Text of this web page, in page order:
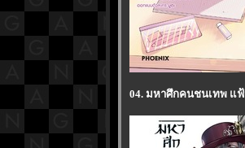
04. มหาศึกคนชนเทพ แฟ้